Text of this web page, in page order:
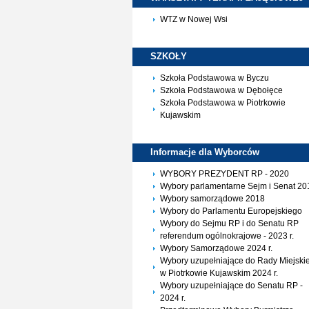
WTZ w Nowej Wsi
SZKOŁY
Szkoła Podstawowa w Byczu
Szkoła Podstawowa w Dębołęce
Szkoła Podstawowa w Piotrkowie
Kujawskim
Informacje dla Wyborców
WYBORY PREZYDENT RP - 2020
Wybory parlamentarne Sejm i Senat
Wybory samorządowe 2018
Wybory do Parlamentu Europejskiego
Wybory do Sejmu RP i do Senatu RP
referendum ogólnokrajowe - 2023 r.
Wybory Samorządowe 2024 r.
Wybory uzupełniające do Rady
w Piotrkowie Kujawskim 2024 r.
Wybory uzupełniające do Senatu RP -
2024 r.